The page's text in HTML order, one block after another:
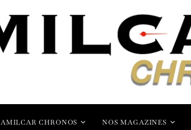
AMILCAR CHRONOS NOS MAGAZINES